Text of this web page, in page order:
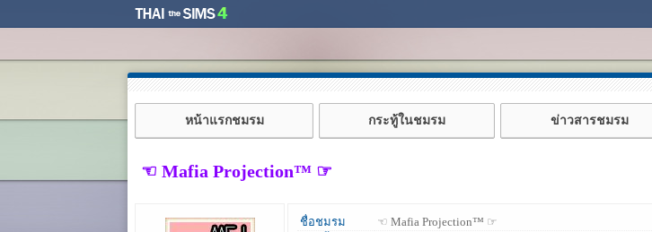
หน้าแรกชมรม กระทู้ในชมรม ข่าวสารชมรม
☜ Mafia Projection™ ☞
ชื่อชมรม
☜ Mafia Projection™ ☞